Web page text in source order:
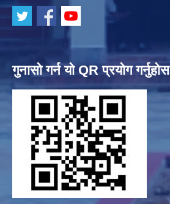
गुनासो गर्न यो QR प्रयोग गर्नुहोस